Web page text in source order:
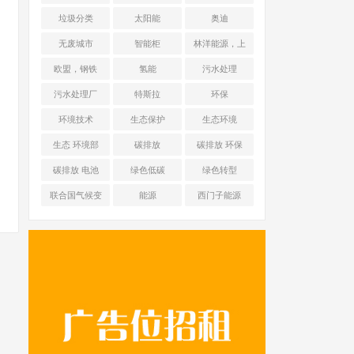
能源 光伏+储能
垃圾分类 太阳能 奥迪
无废城市 智能柜 林洋能源，上
海舜华新能源
欧盟，钢铁 氢能 污水处理
污水处理厂 特斯拉 环保
环境技术 生态保护 生态环境
生态 环境部 碳排放 碳排放 环保
碳排放 电池 绿色低碳 绿色转型
联合国气候变 能源 西门子能源